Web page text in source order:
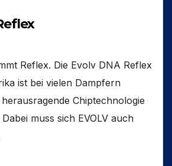
Reflex. Die Evolv DNA Reflex
ist bei vielen Dampfern
Chiptechnologie
muss sich EVOLV auch